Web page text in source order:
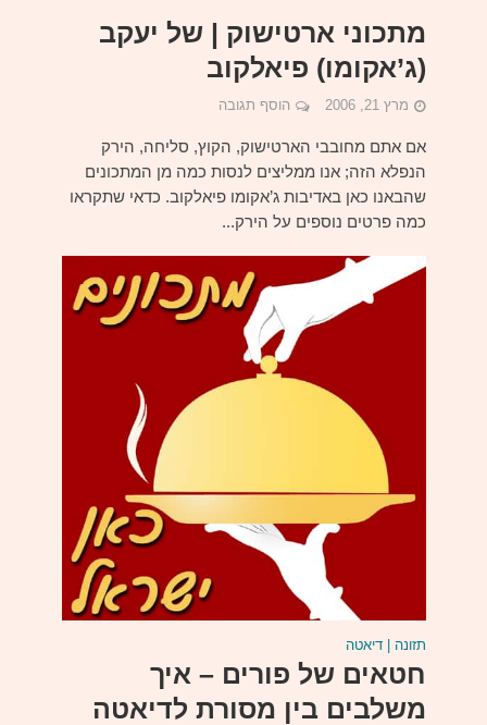
מתכוני ארטישוק | של יעקב
(ג’אקומו) פיאלקוב
מרץ 21, 2006 הוסף תגובה
אם אתם מחובבי הארטישוק, הקוץ, סליחה, הירק
הנפלא הזה; אנו ממליצים לנסות כמה מן המתכונים
שהבאנו כאן באדיבות ג’אקומו פיאלקוב. כדאי שתקראו
כמה פרטים נוספים על הירק...
תזונה | דיאטה
חטאים של פורים – איך
משלבים בין מסורת לדיאטה